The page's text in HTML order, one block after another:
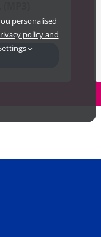
personalised
policy and